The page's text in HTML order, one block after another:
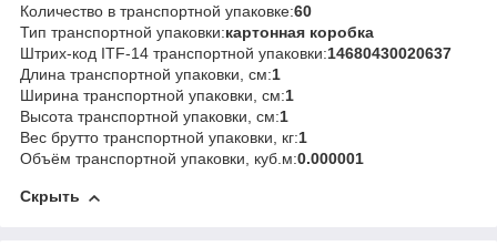
Количество в транспортной упаковке:60
Тип транспортной упаковки:картонная коробка
Штрих-код ITF-14 транспортной упаковки:14680430020637
Длина транспортной упаковки, см:1
Ширина транспортной упаковки, см:1
Высота транспортной упаковки, см:1
Вес брутто транспортной упаковки, кг:1
Объём транспортной упаковки, куб.м:0.000001
Скрыть